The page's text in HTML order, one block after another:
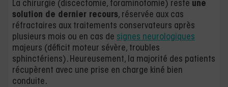
La chirurgie (discectomie, foraminotomie) reste une
solution de dernier recours, réservée aux cas
réfractaires aux traitements conservateurs après
plusieurs mois ou en cas de signes neurologiques
majeurs (déficit moteur sévère, troubles
sphinctériens). Heureusement, la majorité des patients
récupèrent avec une prise en charge kiné bien
conduite.